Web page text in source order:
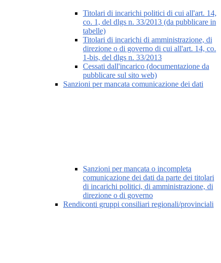
Titolari di incarichi politici di cui all'art. 14,
co. 1, del dlgs n. 33/2013 (da pubblicare in
tabelle)
Titolari di incarichi di amministrazione, di
direzione o di governo di cui all'art. 14, co.
1-bis, del dlgs n. 33/2013
Cessati dall'incarico (documentazione da
pubblicare sul sito web)
Sanzioni per mancata comunicazione dei dati
Sanzioni per mancata o incompleta
comunicazione dei dati da parte dei titolari
di incarichi politici, di amministrazione, di
direzione o di governo
Rendiconti gruppi consiliari regionali/provinciali